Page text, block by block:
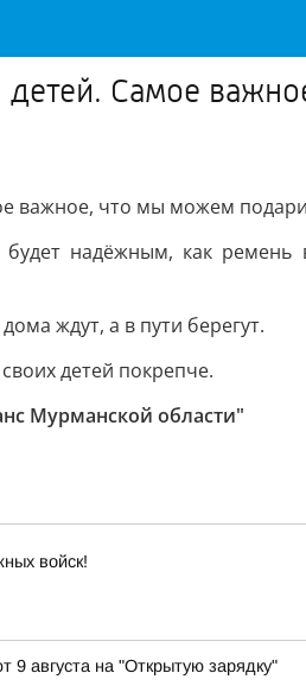
детей. Самое
важное, что мы можем
надёжным, как ремень
ждут, а в пути берегут.
детей покрепче.
Мурманской области"
войск!
9 августа на "Открытую зарядку"